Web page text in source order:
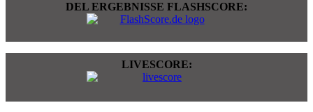
DEL ERGEBNISSE FLASHSCORE:
LIVESCORE: